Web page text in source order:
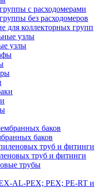
с расходомерами
без расходомеров
для коллекторных групп
узлы
баков
труб и фитинги
трубы